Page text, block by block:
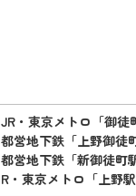
JR・東京メトロ「御徒
都営地下鉄「上野御徒
都営地下鉄「新御徒町
R・東京メトロ「上野